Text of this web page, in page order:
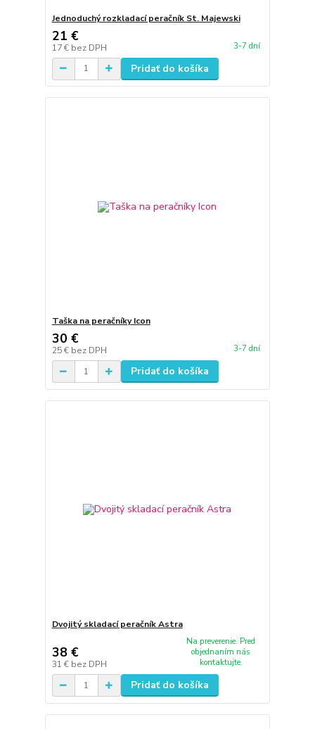
Jednoduchý rozkladací peračník St. Majewski
21 €
17 € bez DPH 3-7 dní
Pridať do košíka
Taška na peračníky Icon
30 €
25 € bez DPH 3-7 dní
Pridať do košíka
Dvojitý skladací peračník Astra
38 €
31 € bez DPH
Na preverenie. Pred
objednaním nás
kontaktujte.
Pridať do košíka